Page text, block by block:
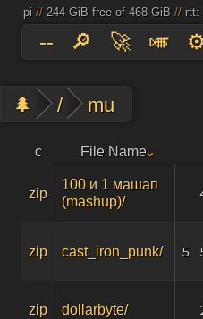
-- 🔎 🚀 🎺
🌲 / mu
c File Name
zip
100 и 1 машап
(mashup)/
zip cast_iron_punk/ 5
zip dollarbyte/
pi// 244 GiB free of 468 GiB// rtt: